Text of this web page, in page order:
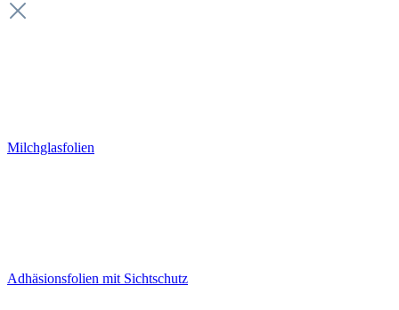
Milchglasfolien
Adhäsionsfolien mit Sichtschutz